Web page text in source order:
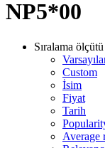
NP5*00
Sıralama ölçütü
Custom
İsim
Fiyat
Tarih
Average